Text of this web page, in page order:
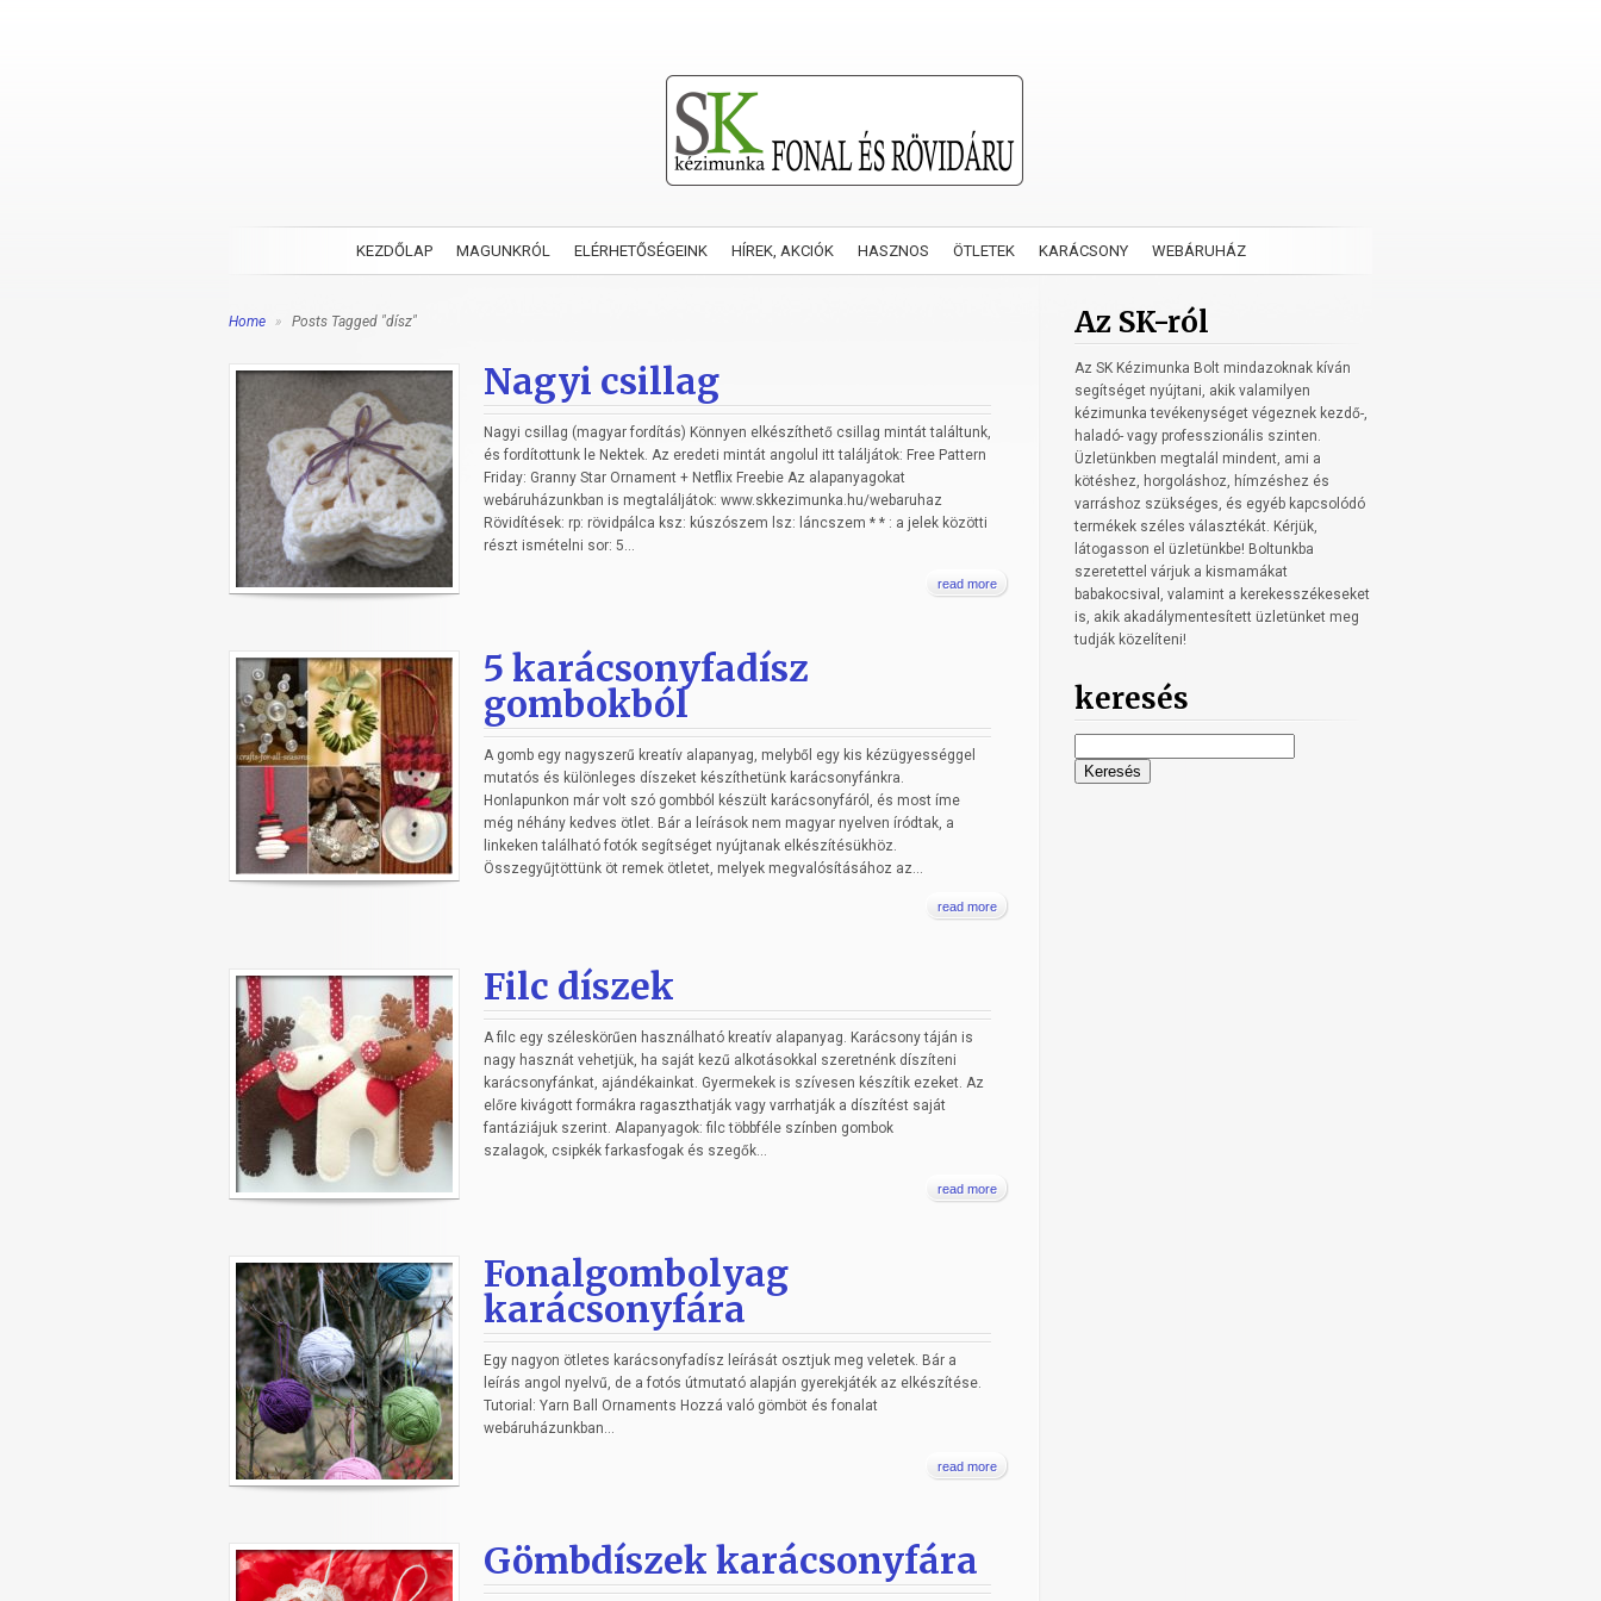
KEZDŐLAP MAGUNKRÓL ELÉRHETŐSÉGEINK HÍREK, AKCIÓK HASZNOS ÖTLETEK KARÁCSONY WEBÁRUHÁZ
Home » Posts Tagged "dísz"
Nagyi csillag
Nagyi csillag (magyar fordítás) Könnyen elkészíthető csillag mintát találtunk,
és fordítottunk le Nektek. Az eredeti mintát angolul itt találjátok: Free Pattern
Friday: Granny Star Ornament + Netflix Freebie Az alapanyagokat
webáruházunkban is megtaláljátok: www.skkezimunka.hu/webaruhaz
Rövidítések: rp: rövidpálca ksz: kúszószem lsz: láncszem * * : a jelek közötti
részt ismételni sor: 5...
read more
5 karácsonyfadísz
gombokból
A gomb egy nagyszerű kreatív alapanyag, melyből egy kis kézügyességgel
mutatós és különleges díszeket készíthetünk karácsonyfánkra.
Honlapunkon már volt szó gombból készült karácsonyfáról, és most íme
még néhány kedves ötlet. Bár a leírások nem magyar nyelven íródtak, a
linkeken található fotók segítséget nyújtanak elkészítésükhöz.
Összegyűjtöttünk öt remek ötletet, melyek megvalósításához az...
read more
Filc díszek
A filc egy széleskörűen használható kreatív alapanyag. Karácsony táján is
nagy hasznát vehetjük, ha saját kezű alkotásokkal szeretnénk díszíteni
karácsonyfánkat, ajándékainkat. Gyermekek is szívesen készítik ezeket. Az
előre kivágott formákra ragaszthatják vagy varrhatják a díszítést saját
fantáziájuk szerint. Alapanyagok: filc többféle színben gombok
szalagok, csipkék farkasfogak és szegők...
read more
Fonalgombolyag
karácsonyfára
Egy nagyon ötletes karácsonyfadísz leírását osztjuk meg veletek. Bár a
leírás angol nyelvű, de a fotós útmutató alapján gyerekjáték az elkészítése.
Tutorial: Yarn Ball Ornaments Hozzá való gömböt és fonalat
webáruházunkban...
read more
Gömbdíszek karácsonyfára
Az SK-ról
Az SK Kézimunka Bolt mindazoknak kíván
segítséget nyújtani, akik valamilyen
kézimunka tevékenységet végeznek kezdő-,
haladó- vagy professzionális szinten.
Üzletünkben megtalál mindent, ami a
kötéshez, horgoláshoz, hímzéshez és
varráshoz szükséges, és egyéb kapcsolódó
termékek széles választékát. Kérjük,
látogasson el üzletünkbe! Boltunkba
szeretettel várjuk a kismamákat
babakocsival, valamint a kerekesszékeseket
is, akik akadálymentesített üzletünket meg
tudják közelíteni!
keresés